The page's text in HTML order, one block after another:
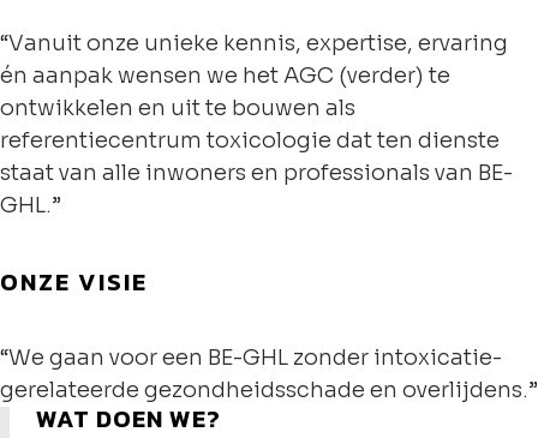
“Vanuit onze unieke kennis, expertise, ervaring
én aanpak wensen we het AGC (verder) te
ontwikkelen en uit te bouwen als
referentiecentrum toxicologie dat ten dienste
staat van alle inwoners en professionals van BE-
GHL.”
ONZE VISIE
“We gaan voor een BE-GHL zonder intoxicatie-
gerelateerde gezondheidsschade en overlijdens.”
WAT DOEN WE?